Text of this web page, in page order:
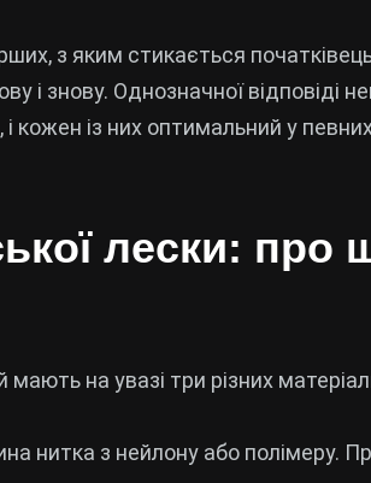
з яким стикається
і знову. Однозначної відповіді
кожен із них оптимальний у
лески: про
на увазі три різних
нитка з нейлону або полімеру.